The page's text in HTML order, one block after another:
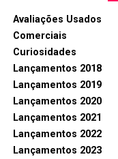
Avaliações Usados
Comerciais
Curiosidades
Lançamentos 2018
Lançamentos 2019
Lançamentos 2020
Lançamentos 2021
Lançamentos 2022
Lançamentos 2023